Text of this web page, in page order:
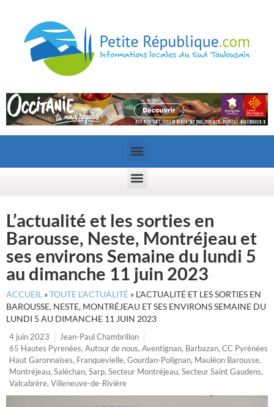
L’actualité et les sorties en
Barousse, Neste, Montréjeau et
ses environs Semaine du lundi 5
au dimanche 11 juin 2023
ACCUEIL »TOUTE L’ACTUALITÉ » L’ACTUALITÉ ET LES SORTIES EN
BAROUSSE, NESTE, MONTRÉJEAU ET SES ENVIRONS SEMAINE DU
LUNDI 5 AU DIMANCHE 11 JUIN 2023
4 juin 2023
Jean-Paul Chambrillon
65 Hautes Pyrenées, Autour de nous, Aventignan, Barbazan, CC Pyrénées
Haut Garonnaises, Franquevielle, Gourdan-Polignan, Mauléon Barousse,
Montréjeau, Saléchan, Sarp, Secteur Montréjeau, Secteur Saint Gaudens,
Valcabrère, Villeneuve-de-Rivière